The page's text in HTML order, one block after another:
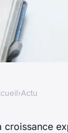
›Actu
croissance